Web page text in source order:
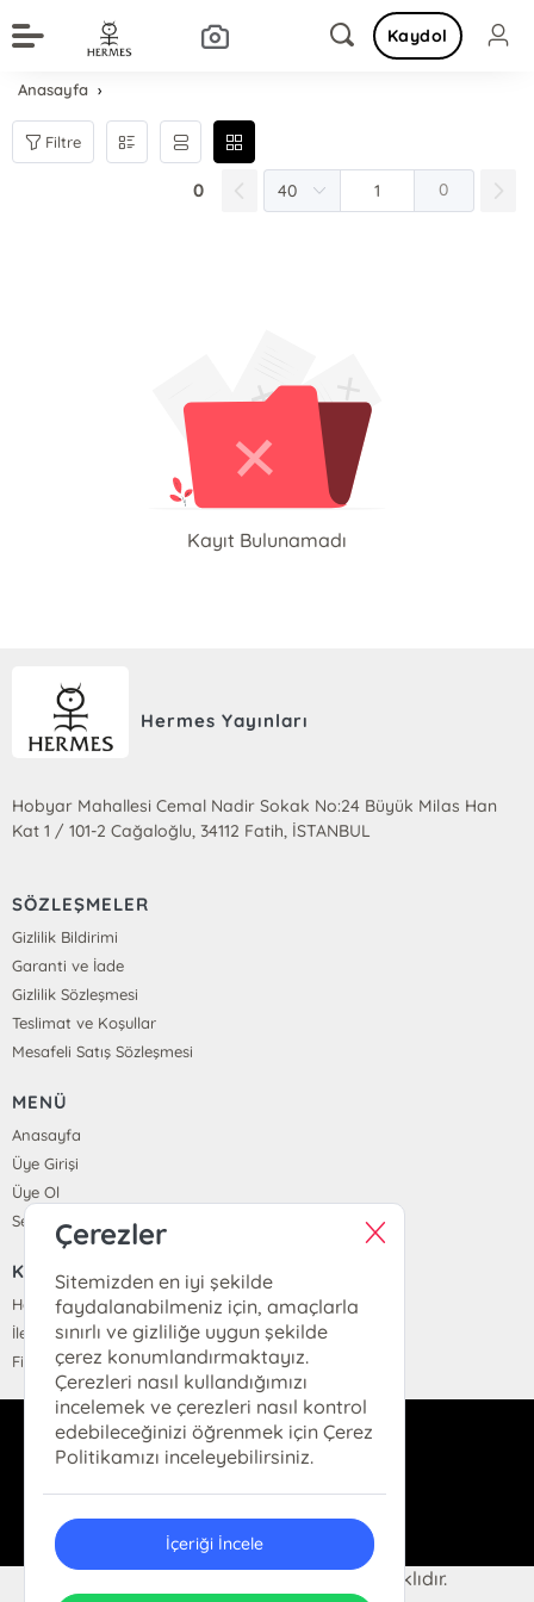
Kaydol
Anasayfa
Filtre
0 0
Kayıt Bulunamadı
Hermes Yayınları
Hobyar Mahallesi Cemal Nadir Sokak No:24 Büyük Milas Han
Kat 1 / 101-2 Cağaloğlu, 34112 Fatih, İSTANBUL
SÖZLEŞMELER
Gizlilik Bildirimi
Garanti ve İade
Gizlilik Sözleşmesi
Teslimat ve Koşullar
Mesafeli Satış Sözleşmesi
MENÜ
Anasayfa
Üye Girişi
Üye Ol
Sepetim
KURUMSAL
Hakkımızda
İletişim
Fiyat Listesi
dukkan@hermeskitap.com
0(212)-519-93-79
© 2025 Hermes Kitap. Her hakkı saklıdır.
Çerezler
Sitemizden en iyi şekilde
faydalanabilmeniz için, amaçlarla
sınırlı ve gizliliğe uygun şekilde
çerez konumlandırmaktayız.
Çerezleri nasıl kullandığımızı
incelemek ve çerezleri nasıl kontrol
edebileceğinizi öğrenmek için Çerez
Politikamızı inceleyebilirsiniz.
İçeriği İncele